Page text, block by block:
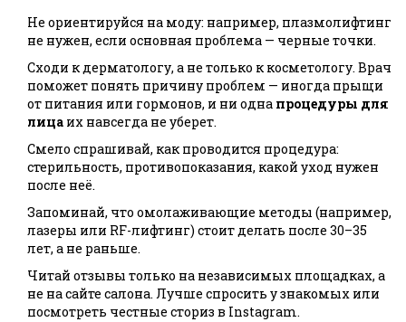
Не ориентируйся на моду: например, плазмолифтинг
не нужен, если основная проблема — черные точки.
Сходи к дерматологу, а не только к косметологу. Врач
поможет понять причину проблем — иногда прыщи
от питания или гормонов, и ни одна процедуры для
лица их навсегда не уберет.
Смело спрашивай, как проводится процедура:
стерильность, противопоказания, какой уход нужен
после неё.
Запоминай, что омолаживающие методы (например,
лазеры или RF-лифтинг) стоит делать после 30–35
лет, а не раньше.
Читай отзывы только на независимых площадках, а
не на сайте салона. Лучше спросить у знакомых или
посмотреть честные сториз в Instagram.